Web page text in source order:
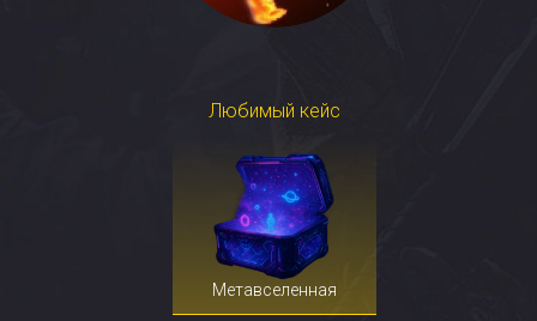
Любимый кейс
Метавселенная